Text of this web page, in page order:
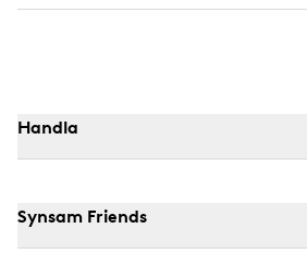
Handla
Synsam Friends